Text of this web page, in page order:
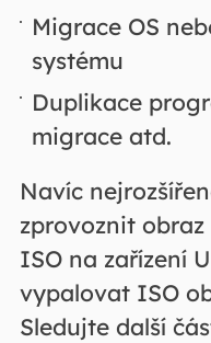
Migrace OS
systému
Duplikace
migrace atd.
Navíc
zprovoznit
ISO na zařízení
vypalovat ISO
Sledujte další